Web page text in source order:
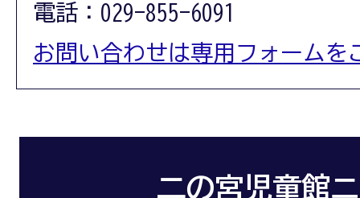
電話：029-855-6091
お問い合わせは専用フォームを
二の宮児童館